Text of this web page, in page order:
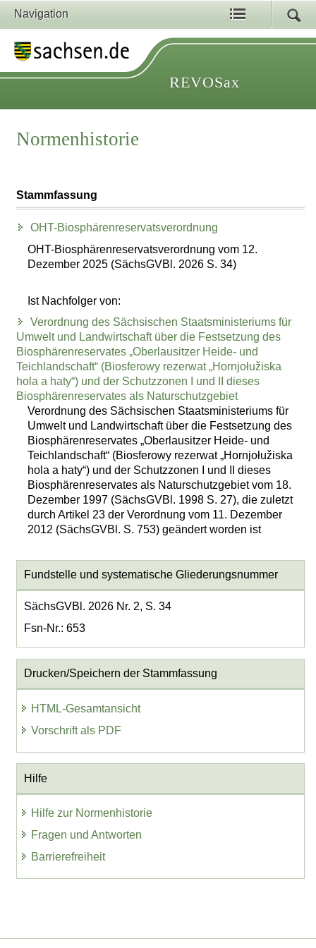
Navigation
REVOSax
Normenhistorie
Stammfassung
OHT-Biosphärenreservatsverordnung
OHT-Biosphärenreservatsverordnung vom 12.
Dezember 2025 (SächsGVBl. 2026 S. 34)
Ist Nachfolger von:
Verordnung des Sächsischen Staatsministeriums für
Umwelt und Landwirtschaft über die Festsetzung des
Biosphärenreservates „Oberlausitzer Heide- und
Teichlandschaft“ (Biosferowy rezerwat „Hornjołužiska
hola a haty“) und der Schutzzonen I und II dieses
Biosphärenreservates als Naturschutzgebiet
Verordnung des Sächsischen Staatsministeriums für
Umwelt und Landwirtschaft über die Festsetzung des
Biosphärenreservates „Oberlausitzer Heide- und
Teichlandschaft“ (Biosferowy rezerwat „Hornjołužiska
hola a haty“) und der Schutzzonen I und II dieses
Biosphärenreservates als Naturschutzgebiet vom 18.
Dezember 1997 (SächsGVBl. 1998 S. 27), die zuletzt
durch Artikel 23 der Verordnung vom 11. Dezember
2012 (SächsGVBl. S. 753) geändert worden ist
Fundstelle und systematische Gliederungsnummer
SächsGVBl. 2026 Nr. 2, S. 34
Fsn-Nr.: 653
Drucken/Speichern der Stammfassung
HTML-Gesamtansicht
Vorschrift als PDF
Hilfe
Hilfe zur Normenhistorie
Fragen und Antworten
Barrierefreiheit